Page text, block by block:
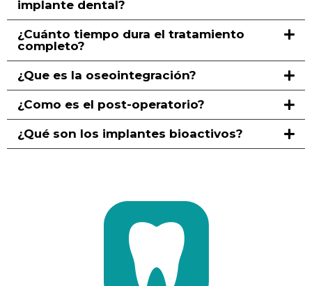
implante dental?
¿Cuánto tiempo dura el tratamiento
completo?
¿Que es la oseointegración?
¿Como es el post-operatorio?
¿Qué son los implantes bioactivos?